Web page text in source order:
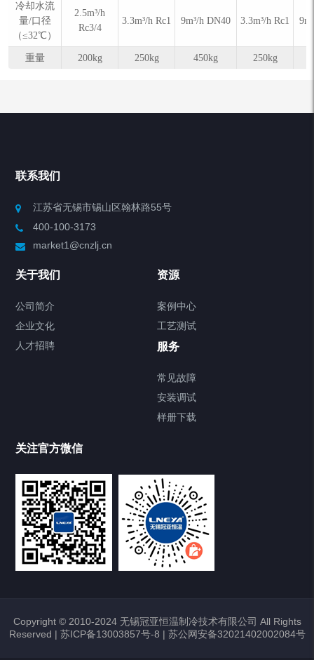
冷却水流
量/口径
（≤32℃）
2.5m³/h
Rc3/4
3.3m³/h Rc1 9m³/h DN40 3.3m³/h Rc1
重量 200kg 250kg 450kg 250kg
联系我们
江苏省无锡市锡山区翰林路55号
400-100-3173
market1@cnzlj.cn
关于我们
公司简介
企业文化
人才招聘
资源
案例中心
工艺测试
服务
常见故障
安装调试
样册下载
关注官方微信
Copyright © 2010-2024 无锡冠亚恒温制冷技术有限公司 All Rights
Reserved | 苏ICP备13003857号-8 | 苏公网安备32021402002084号